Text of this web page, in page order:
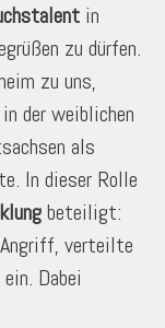
in
zu dürfen.
zu uns,
der weiblichen
als
In dieser Rolle
beteiligt:
verteilte
Dabei